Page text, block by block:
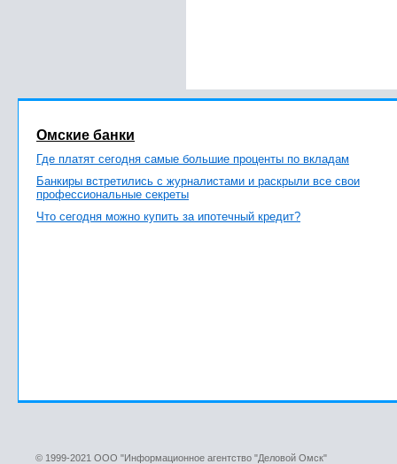
Омские банки
Где платят сегодня самые большие проценты по вкладам
Банкиры встретились с журналистами и раскрыли все свои
профессиональные секреты
Что сегодня можно купить за ипотечный кредит?
© 1999-2021 ООО "Информационное агентство "Деловой Омск"